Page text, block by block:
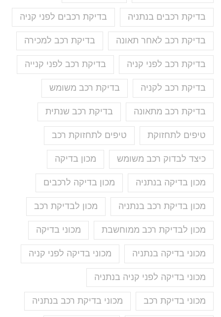
בדיקת רכבים בנתניה בדיקת רכבים לפני קניה
בדיקת רכב לאחר תאונה בדיקת רכב למכירה
בדיקת רכב לפני קניה בדיקת רכב לפני קנייה
בדיקת רכב לקניה בדיקת רכב משומש
בדיקת רכב מתאונה בדיקת רכב שנתית
טיפים לתחזוקת טיפים לתחזוקת רכב
כיצד לבדוק רכב משומש מכון בדיקה
מכון בדיקה בנתניה מכון בדיקה לרכבים
מכון בדיקת רכב בנתניה מכון לבדיקת רכב
מכון לבדיקת רכב ממוחשבת מכוני בדיקה
מכוני בדיקה בנתניה מכוני בדיקה לפני קניה
מכוני בדיקה לפני קניה בנתניה
מכוני בדיקת רכב מכוני בדיקת רכב בנתניה